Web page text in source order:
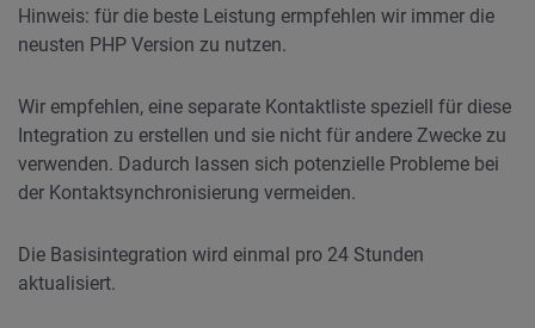
Hinweis: für die beste Leistung ermpfehlen wir immer die
neusten PHP Version zu nutzen.
Wir empfehlen, eine separate Kontaktliste speziell für diese
Integration zu erstellen und sie nicht für andere Zwecke zu
verwenden. Dadurch lassen sich potenzielle Probleme bei
der Kontaktsynchronisierung vermeiden.
Die Basisintegration wird einmal pro 24 Stunden
aktualisiert.